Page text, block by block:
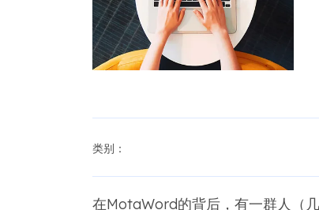
类别：
在MotaWord的背后，有一群人（